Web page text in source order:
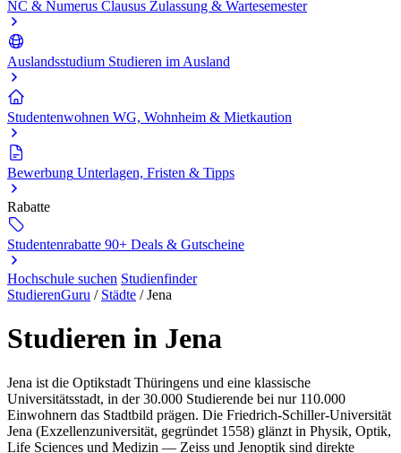
NC & Numerus Clausus Zulassung & Wartesemester
Auslandsstudium Studieren im Ausland
Studentenwohnen WG, Wohnheim & Mietkaution
Bewerbung Unterlagen, Fristen & Tipps
Rabatte
Studentenrabatte 90+ Deals & Gutscheine
Hochschule suchen Studienfinder
StudierenGuru / Städte /Jena
Studieren in Jena
Jena ist die Optikstadt Thüringens und eine klassische
Universitätsstadt, in der 30.000 Studierende bei nur 110.000
Einwohnern das Stadtbild prägen. Die Friedrich-Schiller-Universität
Jena (Exzellenzuniversität, gegründet 1558) glänzt in Physik, Optik,
Life Sciences und Medizin — Zeiss und Jenoptik sind direkte